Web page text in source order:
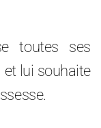
toutes ses
lui souhaite